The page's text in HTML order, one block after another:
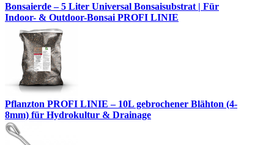
Bonsaierde – 5 Liter Universal Bonsaisubstrat | Für
Indoor- & Outdoor-Bonsai PROFI LINIE
Pflanzton PROFI LINIE – 10L gebrochener Blähton (4-
8mm) für Hydrokultur & Drainage